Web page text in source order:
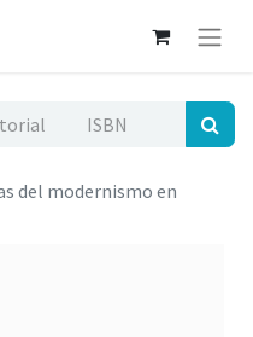
del modernismo en